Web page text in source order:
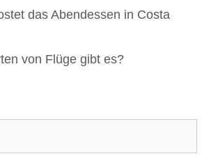
das Abendessen in Costa
von Flüge gibt es?